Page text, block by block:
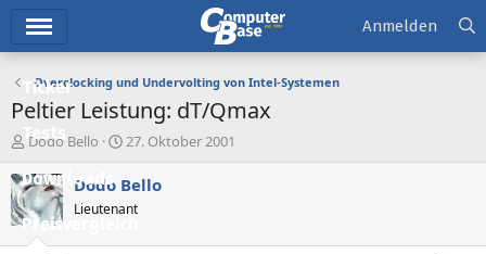
Ticker
Tests
Downloads
Preisvergleich
Anmelden
Overclocking und Undervolting von Intel-Systemen
Peltier Leistung: dT/Qmax
E
s
t
e
Dodo Bello
E
s
e
27. Oktober 2001
Dodo Bello
Lieutenant